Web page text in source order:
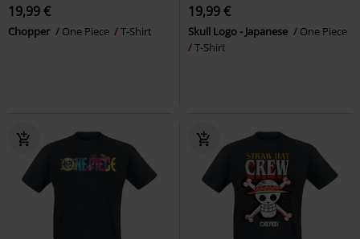
19,99 €
Chopper One Piece T-Shirt
19,99 €
Skull Logo - Japanese
One Piece
T-Shirt